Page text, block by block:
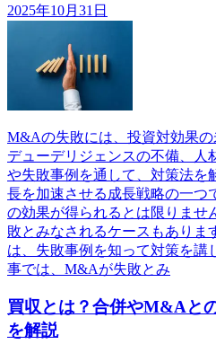
2025年10月31日
M&Aの失敗には、投資対効果の
デューデリジェンスの不備、人
や失敗事例を通して、対策法
長を加速させる成長戦略の一つ
の効果が得られるとは限りませ
敗とみなされるケースもありま
は、失敗事例を知って対策を講
事では、M&Aが失敗とみ
買収とは？合併やM&Aと
を解説